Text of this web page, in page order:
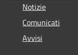
Notizie
Comunicati
Avvisi